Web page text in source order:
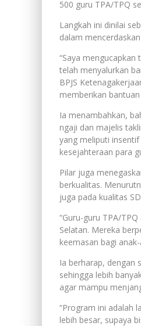
500 guru TPA/TPQ
Langkah ini dinilai
dalam
“Saya
telah menyalurkan
BPJS
memberikan
Ia menambahkan,
ngaji dan majelis
yang meliputi
kesejahteraan para
Pilar juga
berkualitas.
juga pada kualitas
“Guru-guru TPA/
Selatan. Mereka
keemasan bagi
Ia berharap, dengan
sehingga lebih
agar mampu
“Program ini adalah
lebih besar, supaya